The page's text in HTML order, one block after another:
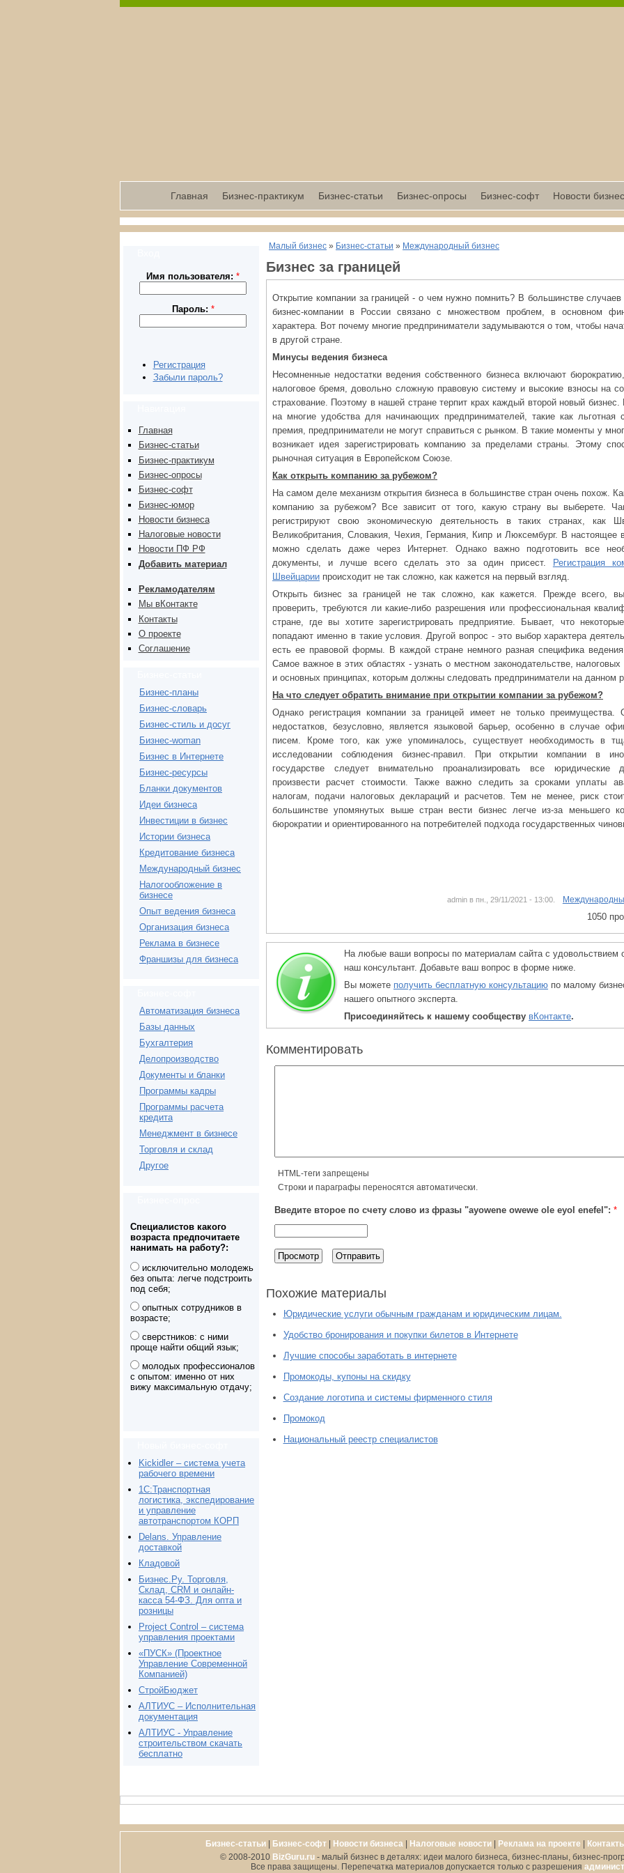
Главная Бизнес-практикум Бизнес-статьи Бизнес-опросы Бизнес-софт Новости
Имя пользователя: *
Пароль: *
Регистрация
Забыли пароль?
Главная
Бизнес-статьи
Бизнес-практикум
Бизнес-опросы
Бизнес-софт
Бизнес-юмор
Новости бизнеса
Налоговые новости
Новости ПФ РФ
Добавить материал
Рекламодателям
Мы вКонтакте
Контакты
О проекте
Соглашение
Бизнес-планы
Бизнес-словарь
Бизнес-стиль и досуг
Бизнес-woman
Бизнес в Интернете
Бизнес-ресурсы
Бланки документов
Идеи бизнеса
Инвестиции в бизнес
Истории бизнеса
Кредитование бизнеса
Международный бизнес
Налогообложение в
бизнесе
Опыт ведения бизнеса
Организация бизнеса
Реклама в бизнесе
Франшизы для бизнеса
Автоматизация бизнеса
Базы данных
Бухгалтерия
Делопроизводство
Документы и бланки
Программы кадры
Программы расчета
кредита
Менеджмент в бизнесе
Торговля и склад
Другое
Специалистов какого
возраста предпочитаете
нанимать на работу?:
исключительно молодежь
без опыта: легче подстроить
под себя;
опытных сотрудников в
возрасте;
сверстников: с ними
проще найти общий язык;
молодых профессионалов
с опытом: именно от них
вижу максимальную отдачу;
Kickidler – система учета
рабочего времени
1С:Транспортная
логистика, экспедирование
и управление
автотранспортом КОРП
Delans. Управление
доставкой
Кладовой
Бизнес.Ру. Торговля,
Склад, CRM и онлайн-
касса 54-ФЗ. Для опта и
розницы
Project Сontrol – система
управления проектами
«ПУСК» (Проектное
Управление Современной
Компанией)
СтройБюджет
АЛТИУС – Исполнительная
документация
АЛТИУС - Управление
строительством скачать
бесплатно
Малый бизнес » Бизнес-статьи » Международный бизнес
Бизнес за границей
Открытие компании за границей - о чем нужно помнить? В большинстве случаев
бизнес-компании в России связано с множеством проблем, в основном
характера. Вот почему многие предприниматели задумываются о том, чтобы
в другой стране.
Минусы ведения бизнеса
Несомненные недостатки ведения собственного бизнеса включают
налоговое бремя, довольно сложную правовую систему и высокие взносы на
страхование. Поэтому в нашей стране терпит крах каждый второй новый бизнес.
на многие удобства для начинающих предпринимателей, такие как льготная
премия, предприниматели не могут справиться с рынком. В такие моменты у
возникает идея зарегистрировать компанию за пределами страны. Этому
рыночная ситуация в Европейском Союзе.
Как открыть компанию за рубежом?
На самом деле механизм открытия бизнеса в большинстве стран очень похож.
компанию за рубежом? Все зависит от того, какую страну вы выберете.
регистрируют свою экономическую деятельность в таких странах, как
Великобритания, Словакия, Чехия, Германия, Кипр и Люксембург. В настоящее
можно сделать даже через Интернет. Однако важно подготовить все
документы, и лучше всего сделать это за один присест.
Регистрация
Швейцарии происходит не так сложно, как кажется на первый взгляд.
Открыть бизнес за границей не так сложно, как кажется. Прежде всего,
проверить, требуются ли какие-либо разрешения или профессиональная
стране, где вы хотите зарегистрировать предприятие. Бывает, что
попадают именно в такие условия. Другой вопрос - это выбор характера
есть ее правовой формы. В каждой стране немного разная специфика ведения
Самое важное в этих областях - узнать о местном законодательстве, налоговых
и основных принципах, которым должны следовать предприниматели на данном
На что следует обратить внимание при открытии компании за рубежом?
Однако регистрация компании за границей имеет не только преимущества.
недостатков, безусловно, является языковой барьер, особенно в случае
писем. Кроме того, как уже упоминалось, существует необходимость в
исследовании соблюдения бизнес-правил. При открытии компании в
государстве следует внимательно проанализировать все юридические
произвести расчет стоимости. Также важно следить за сроками уплаты
налогам, подачи налоговых деклараций и расчетов. Тем не менее, риск
большинстве упомянутых выше стран вести бизнес легче из-за меньшего
бюрократии и ориентированного на потребителей подхода государственных
admin в пн., 29/11/2021 - 13:00.
1050
На любые ваши вопросы по материалам сайта с удовольствием
наш консультант. Добавьте ваш вопрос в форме ниже.
Вы можете получить бесплатную консультацию по малому
нашего опытного эксперта.
Присоединяйтесь к нашему сообществу вКонтакте.
Комментировать
HTML-теги запрещены
Строки и параграфы переносятся автоматически.
Введите второе по счету слово из фразы "ayowene owewe ole eyol enefel": *
Похожие материалы
Юридические услуги обычным гражданам и юридическим лицам.
Удобство бронирования и покупки билетов в Интернете
Лучшие способы заработать в интернете
Промокоды, купоны на скидку
Создание логотипа и системы фирменного стиля
Промокод
Национальный реестр специалистов
Бизнес-статьи| Бизнес-софт| Новости бизнеса | Налоговые новости| Реклама на проекте |
© 2008-2010 BizGuru.ru- малый бизнес в деталях: идеи малого бизнеса, бизнес-планы, бизнес-
Все права защищены. Перепечатка материалов допускается только с разрешения